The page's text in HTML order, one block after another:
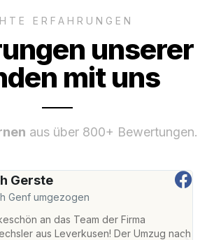
ERFAHRUNGEN
unserer
mit uns
aus über 800+ Bewertungen.
Gerste
Genf umgezogen
an das Team der Firma
aus Leverkusen! Der Umzug nach